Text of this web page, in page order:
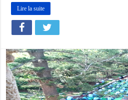
Lire la suite